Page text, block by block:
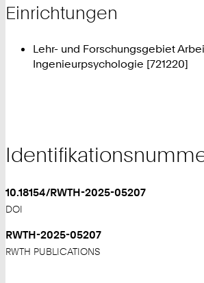
Einrichtungen
Lehr- und Forschungsgebiet
Ingenieurpsychologie [721220]
10.18154/RWTH-2025-05207
DOI
RWTH-2025-05207
RWTH PUBLICATIONS